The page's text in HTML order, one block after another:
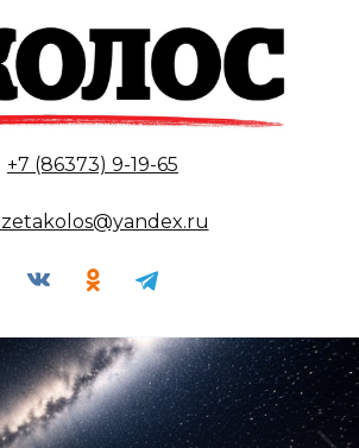
+7 (86373) 9-19-65
фитофтороз: